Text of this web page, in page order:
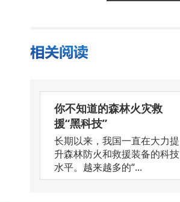
你不知道的森林火灾救
援“黑科技”
长期以来，我国一直在大力提
升森林防火和救援装备的科技
水平。越来越多的“...